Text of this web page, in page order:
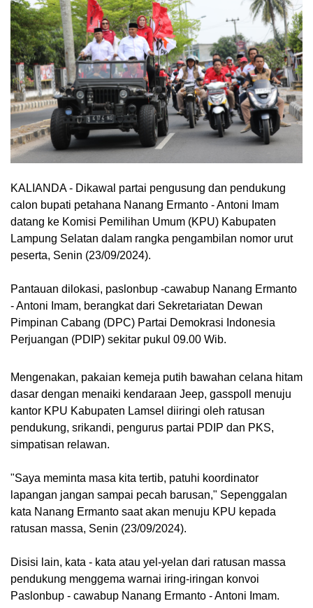
KALIANDA - Dikawal partai pengusung dan pendukung
calon bupati petahana Nanang Ermanto - Antoni Imam
datang ke Komisi Pemilihan Umum (KPU) Kabupaten
Lampung Selatan dalam rangka pengambilan nomor urut
peserta, Senin (23/09/2024).
Pantauan dilokasi, paslonbup -cawabup Nanang Ermanto
- Antoni Imam, berangkat dari Sekretariatan Dewan
Pimpinan Cabang (DPC) Partai Demokrasi Indonesia
Perjuangan (PDIP) sekitar pukul 09.00 Wib.
Mengenakan, pakaian kemeja putih bawahan celana hitam
dasar dengan menaiki kendaraan Jeep, gasspoll menuju
kantor KPU Kabupaten Lamsel diiringi oleh ratusan
pendukung, srikandi, pengurus partai PDIP dan PKS,
simpatisan relawan.
"Saya meminta masa kita tertib, patuhi koordinator
lapangan jangan sampai pecah barusan," Sepenggalan
kata Nanang Ermanto saat akan menuju KPU kepada
ratusan massa, Senin (23/09/2024).
Disisi lain, kata - kata atau yel-yelan dari ratusan massa
pendukung menggema warnai iring-iringan konvoi
Paslonbup - cawabup Nanang Ermanto - Antoni Imam.